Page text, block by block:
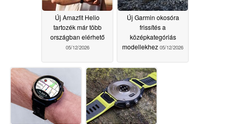
Új Amazfit Helio
tartozék már több
országban elérhető
05/12/2026
Új Garmin okosóra
frissítés a
középkategóriás
modellekhez 05/12/2026